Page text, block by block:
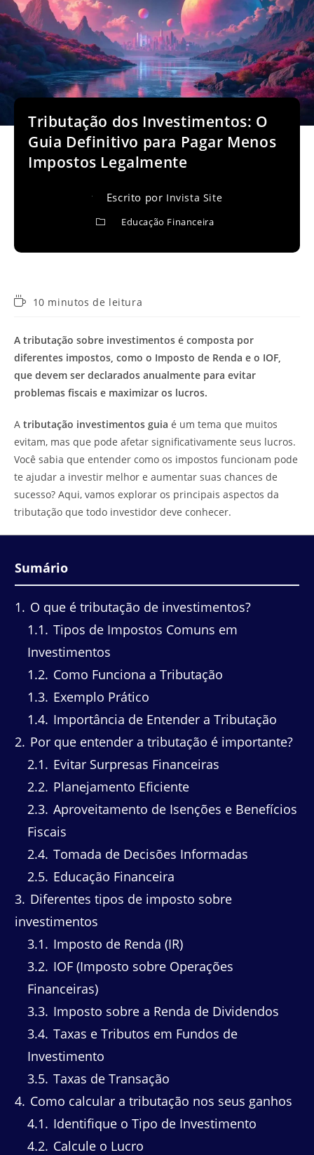
Tributação dos Investimentos: O
Guia Definitivo para Pagar Menos
Impostos Legalmente
Escrito por Invista Site
Educação Financeira
Tempo10 minutos de leitura
A tributação sobre investimentos é composta por
diferentes impostos, como o Imposto de Renda e o IOF,
que devem ser declarados anualmente para evitar
problemas fiscais e maximizar os lucros.
A tributação investimentos guia é um tema que muitos
evitam, mas que pode afetar significativamente seus lucros.
Você sabia que entender como os impostos funcionam pode
te ajudar a investir melhor e aumentar suas chances de
sucesso? Aqui, vamos explorar os principais aspectos da
tributação que todo investidor deve conhecer.
Sumário
1
O que é tributação de investimentos?
1.1
Tipos de Impostos Comuns em
Investimentos
1.2 Como Funciona a Tributação
1.3 Exemplo Prático
1.4 Importância de Entender a Tributação
2 Por que entender a tributação é importante?
2.1
Evitar Surpresas Financeiras
2.2 Planejamento Eficiente
2.3 Aproveitamento de Isenções e Benefícios
Fiscais
2.4 Tomada de Decisões Informadas
2.5 Educação Financeira
3 Diferentes tipos de imposto sobre
investimentos
3.1
Imposto de Renda (IR)
3.2 IOF (Imposto sobre Operações
Financeiras)
3.3 Imposto sobre a Renda de Dividendos
3.4 Taxas e Tributos em Fundos de
Investimento
3.5 Taxas de Transação
4 Como calcular a tributação nos seus ganhos
4.1
Identifique o Tipo de Investimento
4.2 Calcule o Lucro